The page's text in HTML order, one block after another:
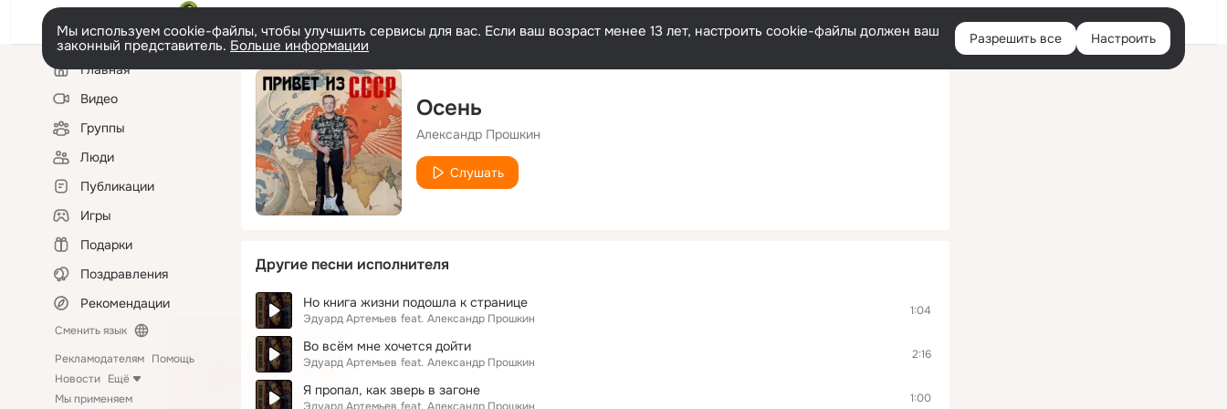
Войти
Мы используем cookie-файлы, чтобы улучшить сервисы для вас. Если ваш возраст менее 13 лет, настроить cookie-файлы должен ваш
законный представитель. Больше информации Разрешить все Настроить
Левая
колонкаГлавная
Видео
Группы
Люди
Публикации
Игры
Подарки
Поздравления
Рекомендации
Сменить язык
Рекламодателям Помощь
Новости Ещё
Мы применяем
Осень
Александр Прошкин
Слушать
Другие песни исполнителя
Но книга жизни подошла к странице
Эдуард Артемьев feat. Александр Прошкин
1:04
Во всём мне хочется дойти
Эдуард Артемьев feat. Александр Прошкин
2:16
Я пропал, как зверь в загоне 1:00